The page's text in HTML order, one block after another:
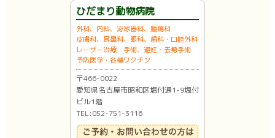
ひだまり動物病院
外科、内科、泌尿器科、腫瘍科
皮膚科、耳鼻科、眼科、歯科・口腔外科
レーザー治療・手術、避妊・去勢手術
予防医学・各種ワクチン
〒466-0022
愛知県名古屋市昭和区塩付通1-9塩付
ビル1階
TEL:052-751-3116